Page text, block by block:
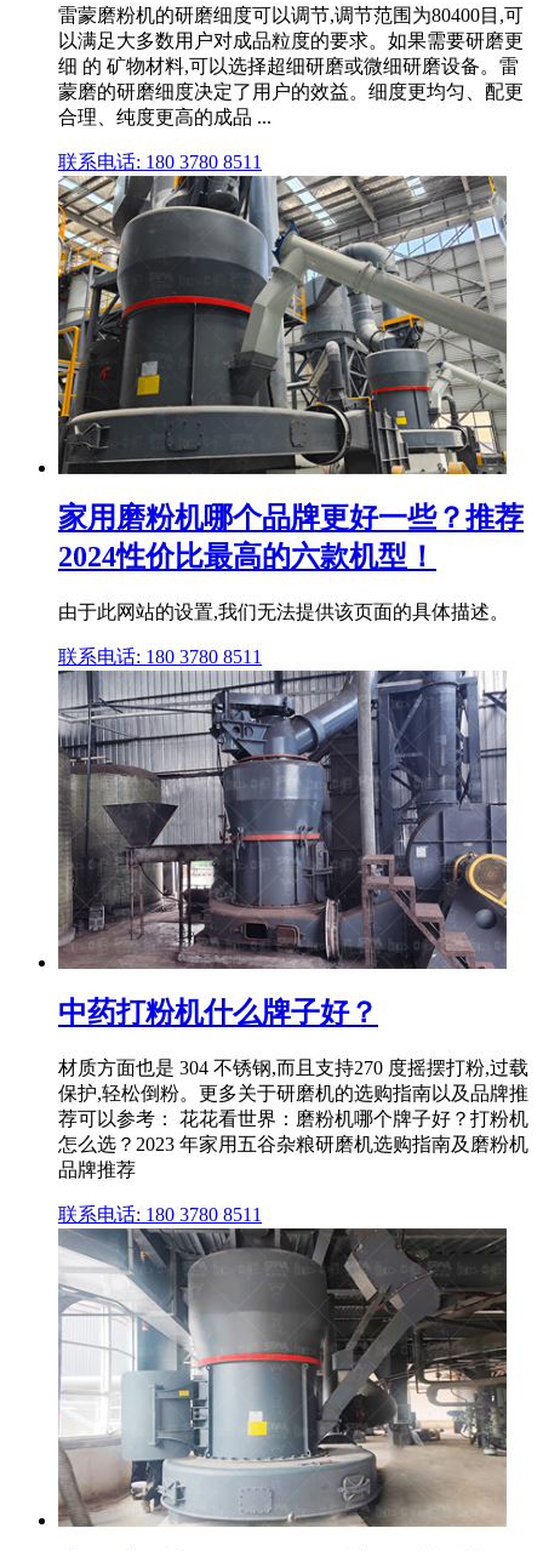
雷蒙磨粉机的研磨细度可以调节,调节范围为80400目,可
以满足大多数用户对成品粒度的要求。如果需要研磨更
细 的 矿物材料,可以选择超细研磨或微细研磨设备。雷
蒙磨的研磨细度决定了用户的效益。细度更均匀、配更
合理、纯度更高的成品 ...
联系电话: 180 3780 8511
家用磨粉机哪个品牌更好一些？推荐
2024性价比最高的六款机型！
由于此网站的设置,我们无法提供该页面的具体描述。
联系电话: 180 3780 8511
中药打粉机什么牌子好？
材质方面也是 304 不锈钢,而且支持270 度摇摆打粉,过载
保护,轻松倒粉。更多关于研磨机的选购指南以及品牌推
荐可以参考： 花花看世界：磨粉机哪个牌子好？打粉机
怎么选？2023 年家用五谷杂粮研磨机选购指南及磨粉机
品牌推荐
联系电话: 180 3780 8511